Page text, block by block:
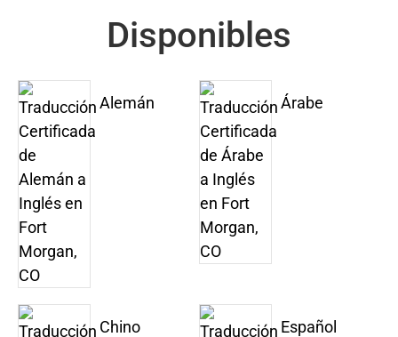
Disponibles
Alemán Árabe
Chino Español